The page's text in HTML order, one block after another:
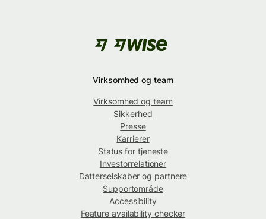
Virksomhed og team
Virksomhed og team
Sikkerhed
Presse
Karrierer
Status for tjeneste
Investorrelationer
Datterselskaber og partnere
Supportområde
Accessibility
Feature availability checker